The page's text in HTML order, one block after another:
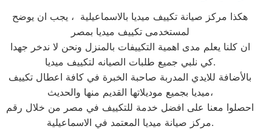
هكذا مركز صيانة تكييف ميديا بالاسماعيلية ، يجب ان يوضح
لمستخدمى تكييف ميديا بمصر
ان كلنا يعلم مدى اهمية التكييفات بالمنزل ونحن لا ندخر جهدا
كي نلبي جميع طلبات الصيانه لتكييف ميديا.
بالأضافة للايدي المدربة صاحبة الخبرة في كافة اعطال تكييف
ميديا بجميع موديلاتها القديم منها والحديث،
احصلوا معنا على افضل خدمة للتكييف في مصر من خلال رقم
مركز صيانة ميديا المعتمد في الاسماعيلية.